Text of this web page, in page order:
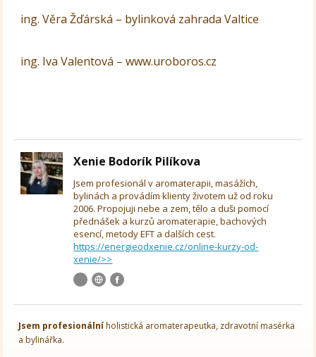
ing. Věra Žďárská – bylinková zahrada Valtice
ing. Iva Valentová – www.uroboros.cz
Xenie Bodorík Pilíkova
Jsem profesionál v aromaterapii, masážích,
bylinách a provádím klienty životem už od roku
2006. Propojuji nebe a zem, tělo a duši pomocí
přednášek a kurzů aromaterapie, bachových
esencí, metody EFT a dalších cest.
https://energieodxenie.cz/online-kurzy-od-
xenie/>>
Jsem profesionálníholistická aromaterapeutka, zdravotní masérka
a bylinářka.